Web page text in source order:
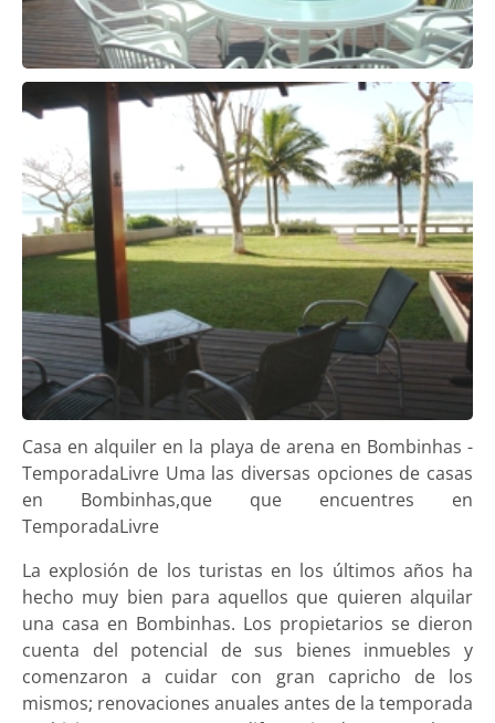
Casa en alquiler en la playa de arena en Bombinhas -
TemporadaLivre Uma las diversas opciones de casas
en Bombinhas,que que encuentres en
TemporadaLivre
La explosión de los turistas en los últimos años ha
hecho muy bien para aquellos que quieren alquilar
una casa en Bombinhas. Los propietarios se dieron
cuenta del potencial de sus bienes inmuebles y
comenzaron a cuidar con gran capricho de los
mismos; renovaciones anuales antes de la temporada